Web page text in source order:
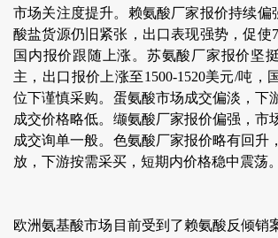
市场关注度提升。赖氨酸厂家报价持续偏
酸盐货源仍旧紧张，出口表现强势，促使
国内报价跟随上涨。苏氨酸厂家报价坚
主，出口报价上涨至1500-1520美元/吨，
位下谨慎采购。蛋氨酸市场成交偏淡，下
成交价格略低。缬氨酸厂家报价偏强，市
成交询单一般。色氨酸厂家报价略有回升
放，下游按需采买，短期内价格稳中震荡。
欧洲氨基酸市场目前受到了赖氨酸反倾销